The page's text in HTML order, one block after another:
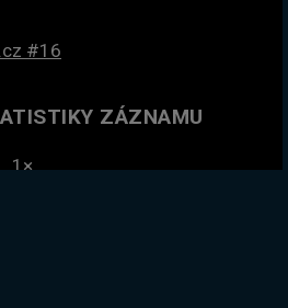
#16
ZÁZNAMU
1×